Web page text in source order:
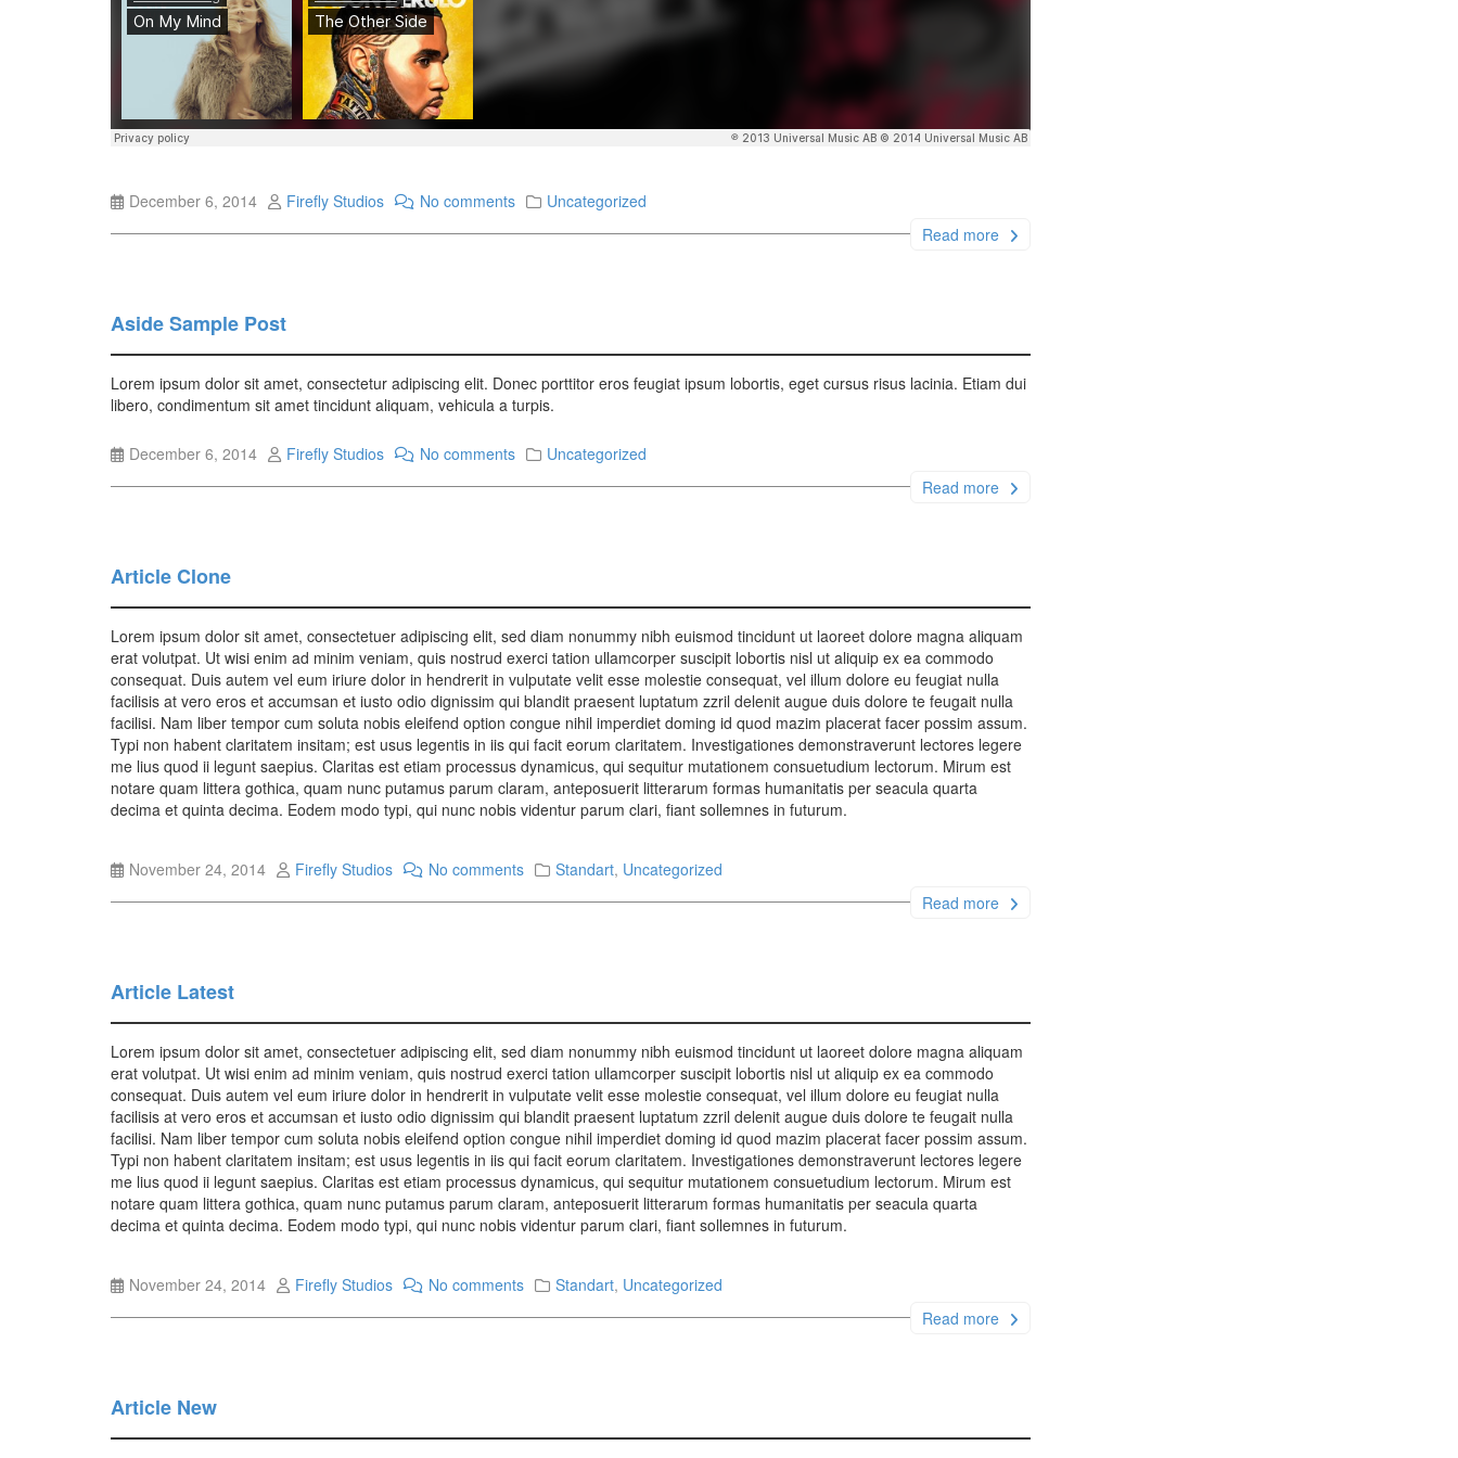
December 6, 2014 Firefly Studios No comments
Uncategorized
Read more
Aside Sample Post
Lorem ipsum dolor sit amet, consectetur adipiscing elit. Donec porttitor eros feugiat ipsum lobortis, eget cursus risus lacinia. Etiam dui
libero, condimentum sit amet tincidunt aliquam, vehicula a turpis.
December 6, 2014 Firefly Studios No comments
Uncategorized
Read more
Article Clone
Lorem ipsum dolor sit amet, consectetuer adipiscing elit, sed diam nonummy nibh euismod tincidunt ut laoreet dolore magna aliquam
erat volutpat. Ut wisi enim ad minim veniam, quis nostrud exerci tation ullamcorper suscipit lobortis nisl ut aliquip ex ea commodo
consequat. Duis autem vel eum iriure dolor in hendrerit in vulputate velit esse molestie consequat, vel illum dolore eu feugiat nulla
facilisis at vero eros et accumsan et iusto odio dignissim qui blandit praesent luptatum zzril delenit augue duis dolore te feugait nulla
facilisi. Nam liber tempor cum soluta nobis eleifend option congue nihil imperdiet doming id quod mazim placerat facer possim assum.
Typi non habent claritatem insitam; est usus legentis in iis qui facit eorum claritatem. Investigationes demonstraverunt lectores legere
me lius quod ii legunt saepius. Claritas est etiam processus dynamicus, qui sequitur mutationem consuetudium lectorum. Mirum est
notare quam littera gothica, quam nunc putamus parum claram, anteposuerit litterarum formas humanitatis per seacula quarta
decima et quinta decima. Eodem modo typi, qui nunc nobis videntur parum clari, fiant sollemnes in futurum.
November 24, 2014 Firefly Studios No comments Standart, Uncategorized
Read more
Article Latest
Lorem ipsum dolor sit amet, consectetuer adipiscing elit, sed diam nonummy nibh euismod tincidunt ut laoreet dolore magna aliquam
erat volutpat. Ut wisi enim ad minim veniam, quis nostrud exerci tation ullamcorper suscipit lobortis nisl ut aliquip ex ea commodo
consequat. Duis autem vel eum iriure dolor in hendrerit in vulputate velit esse molestie consequat, vel illum dolore eu feugiat nulla
facilisis at vero eros et accumsan et iusto odio dignissim qui blandit praesent luptatum zzril delenit augue duis dolore te feugait nulla
facilisi. Nam liber tempor cum soluta nobis eleifend option congue nihil imperdiet doming id quod mazim placerat facer possim assum.
Typi non habent claritatem insitam; est usus legentis in iis qui facit eorum claritatem. Investigationes demonstraverunt lectores legere
me lius quod ii legunt saepius. Claritas est etiam processus dynamicus, qui sequitur mutationem consuetudium lectorum. Mirum est
notare quam littera gothica, quam nunc putamus parum claram, anteposuerit litterarum formas humanitatis per seacula quarta
decima et quinta decima. Eodem modo typi, qui nunc nobis videntur parum clari, fiant sollemnes in futurum.
November 24, 2014 Firefly Studios No comments Standart, Uncategorized
Read more
Article New